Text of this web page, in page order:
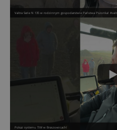
Valtra Serie N 135 w rodzinnym gospodarstwie Państwa Pszonka!
Pokaz systemu TIM w Braszowicach!